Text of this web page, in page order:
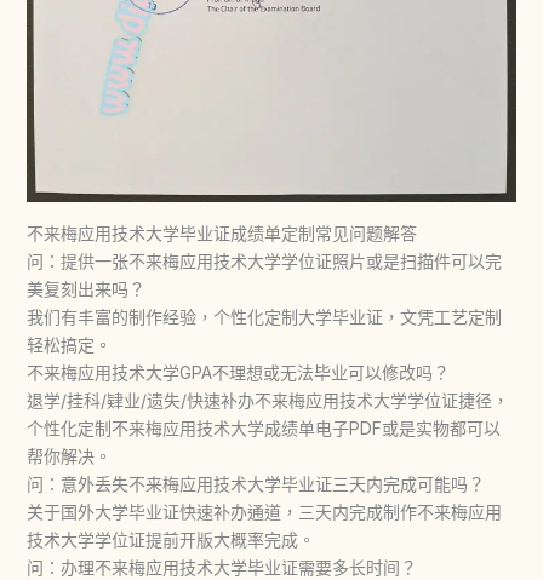
不来梅应用技术大学毕业证成绩单定制常见问题解答
问：提供一张不来梅应用技术大学学位证照片或是扫描件可以完
美复刻出来吗？
我们有丰富的制作经验，个性化定制大学毕业证，文凭工艺定制
轻松搞定。
不来梅应用技术大学GPA不理想或无法毕业可以修改吗？
退学/挂科/肄业/遗失/快速补办不来梅应用技术大学学位证捷径，
个性化定制不来梅应用技术大学成绩单电子PDF或是实物都可以
帮你解决。
问：意外丢失不来梅应用技术大学毕业证三天内完成可能吗？
关于国外大学毕业证快速补办通道，三天内完成制作不来梅应用
技术大学学位证提前开版大概率完成。
问：办理不来梅应用技术大学毕业证需要多长时间？